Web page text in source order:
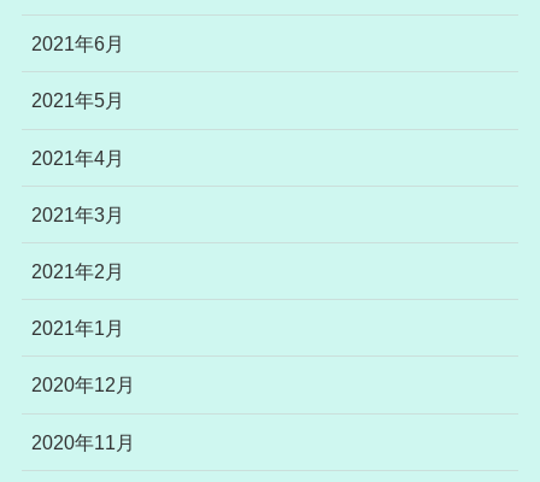
2021年6月
2021年5月
2021年4月
2021年3月
2021年2月
2021年1月
2020年12月
2020年11月